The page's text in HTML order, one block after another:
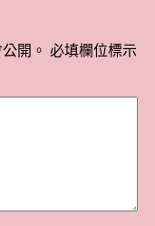
開。 必填欄位標示